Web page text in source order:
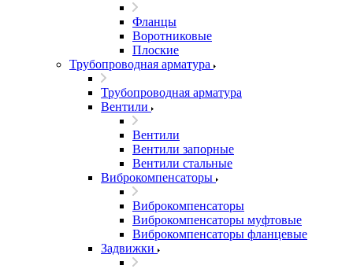
Фланцы
Воротниковые
Плоские
Трубопроводная арматура
Трубопроводная арматура
Вентили
Вентили
Вентили запорные
Вентили стальные
Виброкомпенсаторы
Виброкомпенсаторы
Виброкомпенсаторы муфтовые
Виброкомпенсаторы фланцевые
Задвижки